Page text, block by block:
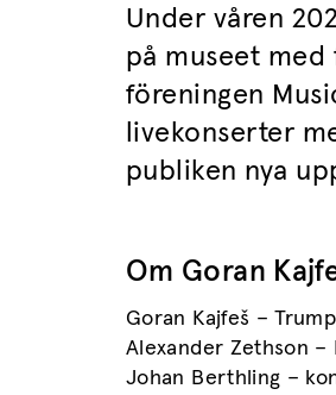
Under våren
på museet
föreningen
livekonserter
publiken nya
Om Goran
Goran Kajfeš –
Alexander Zethson –
Johan Berthling –